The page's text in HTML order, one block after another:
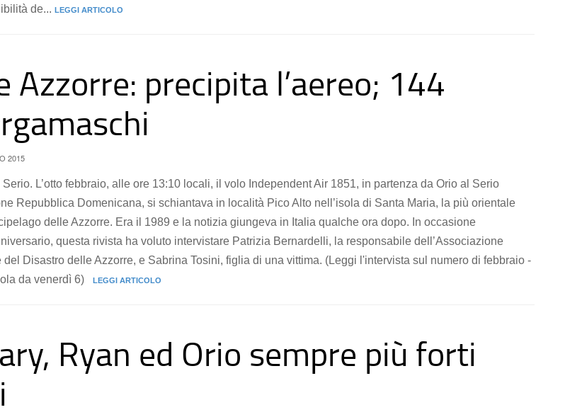
de... LEGGI ARTICOLO
Azzorre: precipita l’aereo; 144
2015
Serio. L’otto febbraio, alle ore 13:10 locali, il volo Independent Air 1851, in partenza da Orio al Serio
Repubblica Domenicana, si schiantava in località Pico Alto nell’isola di Santa Maria, la più orientale
delle Azzorre. Era il 1989 e la notizia giungeva in Italia qualche ora dopo. In occasione
questa rivista ha voluto intervistare Patrizia Bernardelli, la responsabile dell’Associazione
del Disastro delle Azzorre, e Sabrina Tosini, figlia di una vittima. (Leggi l'intervista sul numero di febbraio -
da venerdì 6)
LEGGI ARTICOLO
Ryan ed Orio sempre più forti